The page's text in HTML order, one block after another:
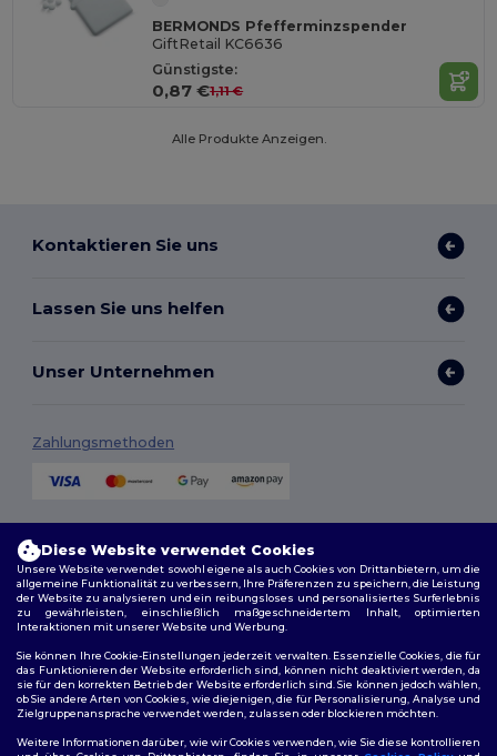
BERMONDS Pfefferminzspender
GiftRetail KC6636
Günstigste:
0,87 €1,11 €
Alle Produkte Anzeigen.
Kontaktieren Sie uns
Lassen Sie uns helfen
Unser Unternehmen
Zahlungsmethoden
Folge uns
Diese Website verwendet Cookies
Unsere Website verwendet sowohl eigene als auch Cookies von Drittanbietern, um die
allgemeine Funktionalität zu verbessern, Ihre Präferenzen zu speichern, die Leistung
der Website zu analysieren und ein reibungsloses und personalisiertes Surferlebnis
zu gewährleisten, einschließlich maßgeschneidertem Inhalt, optimierten
Interaktionen mit unserer Website und Werbung.
Sie können Ihre Cookie-Einstellungen jederzeit verwalten. Essenzielle Cookies, die für
das Funktionieren der Website erforderlich sind, können nicht deaktiviert werden, da
sie für den korrekten Betrieb der Website erforderlich sind. Sie können jedoch wählen,
ob Sie andere Arten von Cookies, wie diejenigen, die für Personalisierung, Analyse und
Zielgruppenansprache verwendet werden, zulassen oder blockieren möchten.
Weitere Informationen darüber, wie wir Cookies verwenden, wie Sie diese kontrollieren